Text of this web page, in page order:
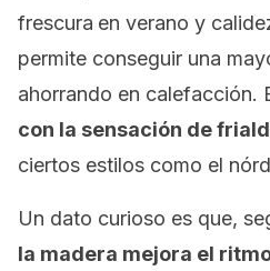
frescura en verano y
permite conseguir una
ahorrando en calefacción.
con la sensación de
ciertos estilos como el
Un dato curioso es que,
la madera mejora el